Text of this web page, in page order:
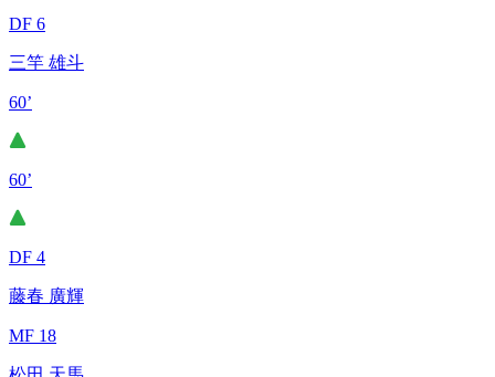
DF 6
三竿 雄斗
60’
60’
DF 4
藤春 廣輝
MF 18